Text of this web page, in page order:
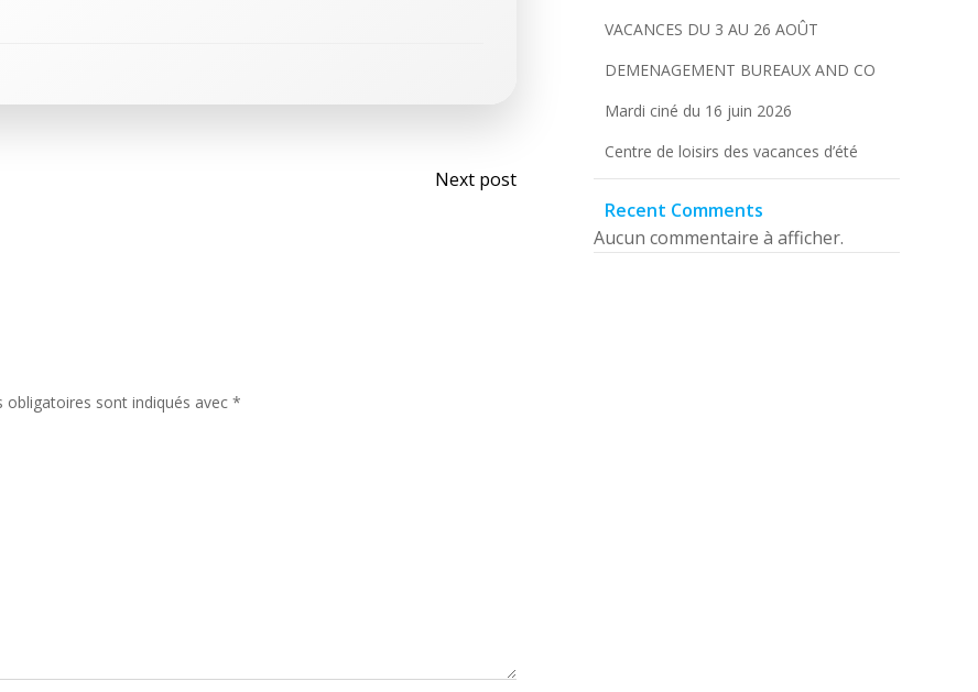
Navigation
Next post
obligatoires sont indiqués avec *
VACANCES DU 3 AU 26 AOÛT
DEMENAGEMENT BUREAUX AND CO
Mardi ciné du 16 juin 2026
Centre de loisirs des vacances d’été
Recent Comments
Aucun commentaire à afficher.